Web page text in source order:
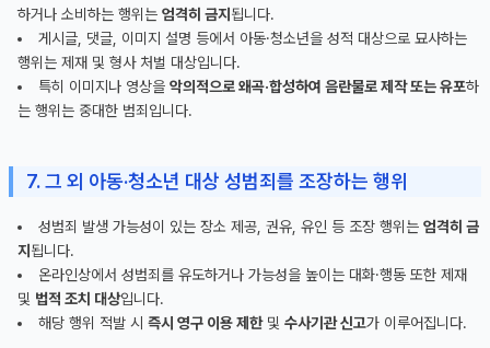
하거나 소비하는 행위는 엄격히 금지 됩니다.
게시글, 댓글, 이미지 설명 등에서 아동·청소년을 성적 대상으로 묘사하는
행위는 제재 및 형사 처벌 대상입니다.
특히 이미지나 영상을 악의적으로 왜곡·합성하여 음란물로 제작 또는 유포하
는 행위는 중대한 범죄입니다.
7. 그 외 아동·청소년 대상 성범죄를 조장하는 행위
성범죄 발생 가능성이 있는 장소 제공, 권유, 유인 등 조장 행위는 엄격히 금
지 됩니다.
온라인상에서 성범죄를 유도하거나 가능성을 높이는 대화·행동 또한 제재
및 법적 조치 대상입니다.
해당 행위 적발 시 즉시 영구 이용 제한및 수사기관 신고가 이루어집니다.